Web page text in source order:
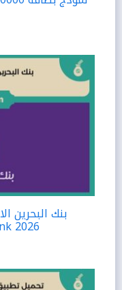
بنك البحرين
2026